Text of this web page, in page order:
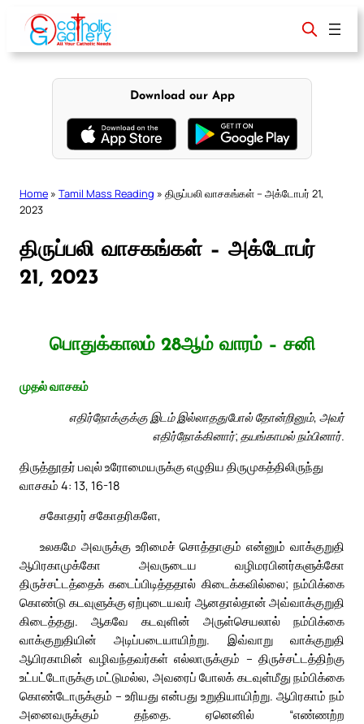
content
Download our App
Home » Tamil Mass Reading » திருப்பலி வாசகங்கள் – அக்டோபர் 21,
2023
திருப்பலி வாசகங்கள் – அக்டோபர்
21, 2023
பொதுக்காலம் 28ஆம் வாரம் – சனி
முதல் வாசகம்
எதிர்நோக்குக்கு இடம் இல்லாததுபோல் தோன்றினும், அவர்
எதிர்நோக்கினார்; தயங்காமல் நம்பினார்.
திருத்தூதர் பவுல் உரோமையருக்கு எழுதிய திருமுகத்திலிருந்து
வாசகம் 4: 13, 16-18
சகோதரர் சகோதரிகளே,
உலகமே அவருக்கு உரிமைச் சொத்தாகும் என்னும் வாக்குறுதி
ஆபிரகாமுக்கோ அவருடைய வழிமரபினர்களுக்கோ
திருச்சட்டத்தைக் கடைப்பிடித்ததால் கிடைக்கவில்லை; நம்பிக்கை
கொண்டு கடவுளுக்கு ஏற்புடையவர் ஆனதால்தான் அவ்வாக்குறுதி
கிடைத்தது. ஆகவே கடவுளின் அருள்செயலால் நம்பிக்கை
வாக்குறுதியின் அடிப்படையாயிற்று. இவ்வாறு வாக்குறுதி
ஆபிரகாமின் வழிவந்தவர்கள் எல்லாருக்கும் – திருச்சட்டத்திற்கு
உட்பட்டோருக்கு மட்டுமல்ல, அவரைப் போலக் கடவுள்மீது நம்பிக்கை
கொண்டோருக்கும் – உரியது என்பது உறுதியாயிற்று. ஆபிரகாம் நம்
அனைவருக்கும் தந்தை. ஏனெனில் “எண்ணற்ற